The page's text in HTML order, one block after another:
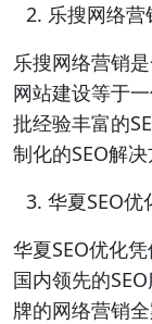
乐搜网络营
乐搜网络营销
网站建设等于
批经验丰富的
制化的SEO解决
华夏SEO优
华夏SEO优化
国内领先的
牌的网络营销